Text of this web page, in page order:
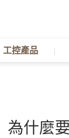
工控產品
為什麼